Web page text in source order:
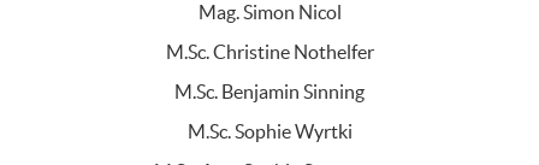
Mag. Simon Nicol
M.Sc. Christine Nothelfer
M.Sc. Benjamin Sinning
M.Sc. Sophie Wyrtki